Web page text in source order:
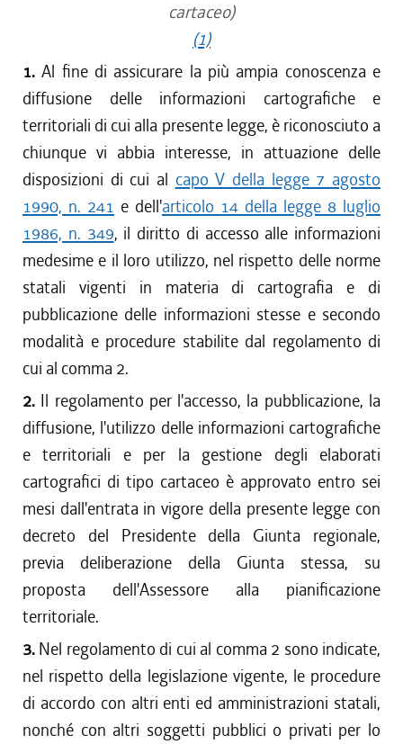
cartaceo)
(1)
1. Al fine di assicurare la più ampia conoscenza e
diffusione delle informazioni cartografiche e
territoriali di cui alla presente legge, è riconosciuto a
chiunque vi abbia interesse, in attuazione delle
disposizioni di cui al capo V della legge 7 agosto
1990, n. 241 e dell'articolo 14 della legge 8 luglio
1986, n. 349, il diritto di accesso alle informazioni
medesime e il loro utilizzo, nel rispetto delle norme
statali vigenti in materia di cartografia e di
pubblicazione delle informazioni stesse e secondo
modalità e procedure stabilite dal regolamento di
cui al comma 2.
2. Il regolamento per l'accesso, la pubblicazione, la
diffusione, l'utilizzo delle informazioni cartografiche
e territoriali e per la gestione degli elaborati
cartografici di tipo cartaceo è approvato entro sei
mesi dall'entrata in vigore della presente legge con
decreto del Presidente della Giunta regionale,
previa deliberazione della Giunta stessa, su
proposta dell'Assessore alla pianificazione
territoriale.
3. Nel regolamento di cui al comma 2 sono indicate,
nel rispetto della legislazione vigente, le procedure
di accordo con altri enti ed amministrazioni statali,
nonché con altri soggetti pubblici o privati per lo